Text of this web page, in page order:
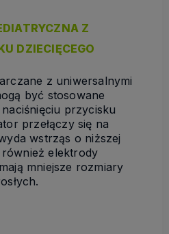
Z
DZIECIĘCEGO
z uniwersalnymi
być stosowane
przycisku
przełączy się na
wstrząs o niższej
elektrody
mniejsze rozmiary